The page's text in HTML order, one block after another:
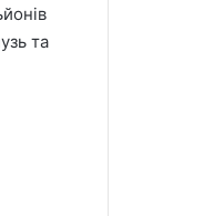
та